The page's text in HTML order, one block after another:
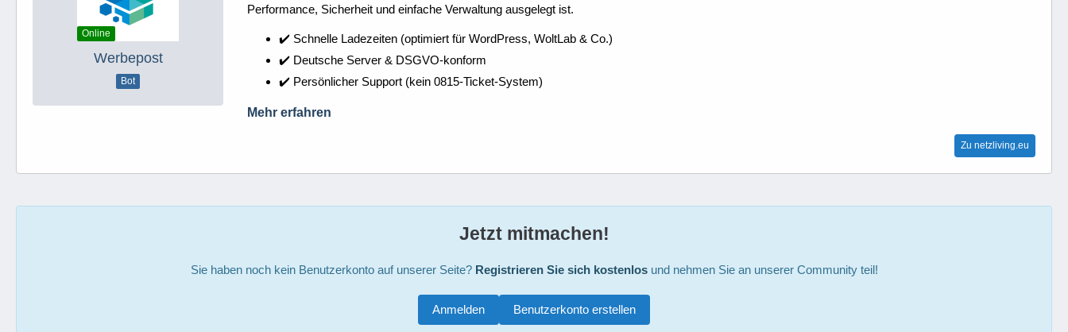
Online
Werbepost
Bot
Performance, Sicherheit und einfache Verwaltung ausgelegt ist.
✔️ Schnelle Ladezeiten (optimiert für WordPress, WoltLab & Co.)
✔️ Deutsche Server & DSGVO-konform
✔️ Persönlicher Support (kein 0815-Ticket-System)
Mehr erfahren
Zu netzliving.eu
Jetzt mitmachen!
Sie haben noch kein Benutzerkonto auf unserer Seite? Registrieren Sie sich kostenlosund nehmen Sie an unserer Community teil!
Benutzerkonto erstellen
Anmelden